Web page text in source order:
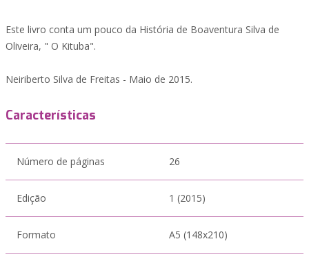
Este livro conta um pouco da História de Boaventura Silva de
Oliveira, " O Kituba".
Neiriberto Silva de Freitas - Maio de 2015.
Características
Número de páginas 26
Edição 1 (2015)
Formato A5 (148x210)